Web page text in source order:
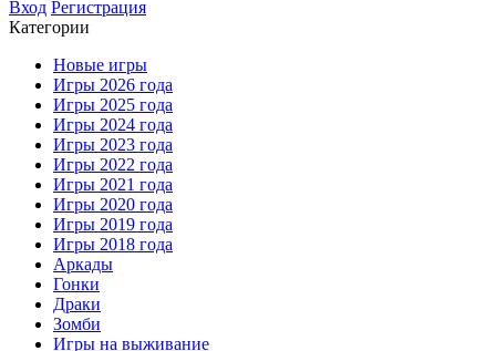
Вход Регистрация
Категории
Новые игры
Игры 2026 года
Игры 2025 года
Игры 2024 года
Игры 2023 года
Игры 2022 года
Игры 2021 года
Игры 2020 года
Игры 2019 года
Игры 2018 года
Аркады
Гонки
Драки
Зомби
Игры на выживание